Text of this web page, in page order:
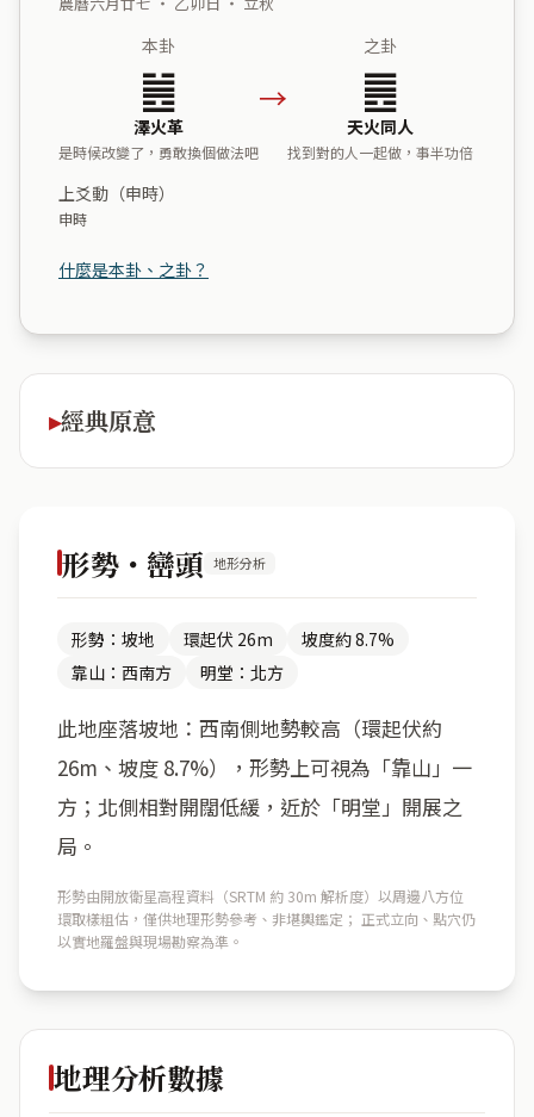
本卦
䷰
澤火革
是時候改變了，勇敢換個做法吧
→
之卦
䷌
天火同人
找到對的人一起做，事半功倍
上爻動（申時）
申時
什麼是本卦、之卦？
經典原意
形勢・巒頭 地形分析
形勢：坡地 環起伏 26m
坡度約 8.7%
靠山：西南方
明堂：北方
此地座落坡地：西南側地勢較高（環起伏約
26m、坡度 8.7%），形勢上可視為「靠山」一
方；北側相對開闊低緩，近於「明堂」開展之
局。
形勢由開放衛星高程資料（SRTM 約 30m 解析度）以周邊八方位
環取樣粗估，僅供地理形勢參考、非堪輿鑑定； 正式立向、點穴仍
以實地羅盤與現場勘察為準。
地理分析數據